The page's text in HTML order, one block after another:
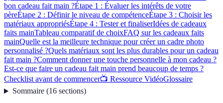
bon cadeau fait main ?Étape 1 : Évaluer les intérêts de votre
pèreÉtape 2 : Définir le niveau de compétenceÉtape 3 : Choisir les
matériaux appropriésÉtape 4 : Tester et finaliserIdées de cadeaux
faits mainTableau comparatif de choixFAQ sur les cadeaux faits
mainQuelle est la meilleure technique pour créer un cadre photo
personnalisé ?Quels matériaux sont les plus durables pour un cadeau
fait main ?Comment donner une touche personnelle à mon cadeau ?
Est-ce que faire un cadeau fait main prend beaucoup de temps ?
Checklist avant de commencer📺 Ressource VidéoGlossaire
Sommaire(16 sections)